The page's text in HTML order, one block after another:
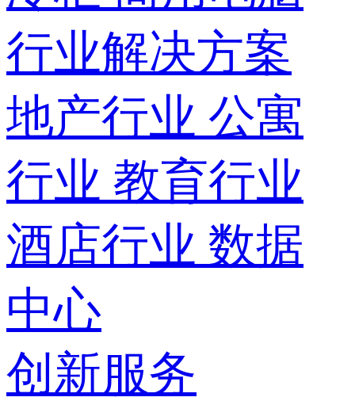
行业解决方案
地产行业 公寓
行业 教育行业
酒店行业 数据
中心
创新服务